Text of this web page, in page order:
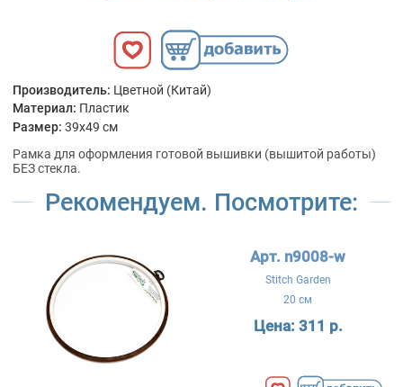
Производитель: Цветной (Китай)
Материал: Пластик
Размер: 39x49 см
Рамка для оформления готовой вышивки (вышитой работы)
БЕЗ стекла.
Рекомендуем. Посмотрите:
Арт. n9008-w
Stitch Garden
20 см
Цена: 311 р.